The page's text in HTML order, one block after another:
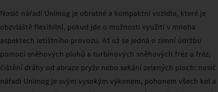
Nosič nářadí Unimog je obratné a kompaktní vozidlo, které je
obzvláště flexibilní, pokud jde o možnosti využití v mnoha
aspektech letištního provozu. Ať už se jedná o zimní údržbu
pomocí sněhových pluhů a turbínových sněhových fréz a fréz,
čištění dráhy od abraze pryže nebo sekání zelených ploch: nosič
nářadí Unimog je svým vysokým výkonem, pohonem všech kol a